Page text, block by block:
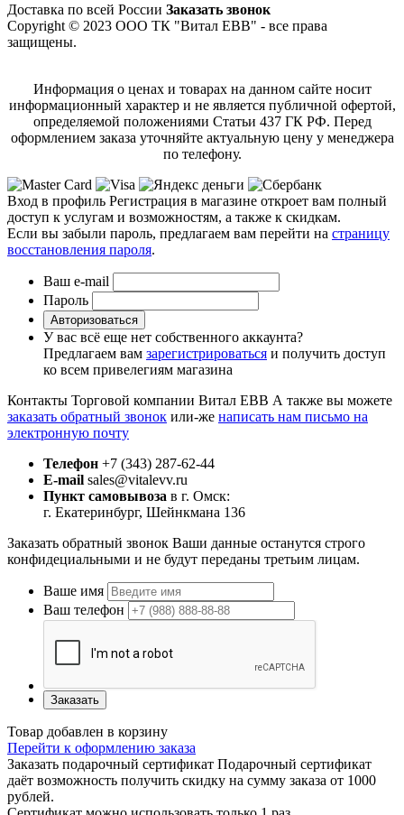
Доставка по всей России Заказать звонок
Copyright © 2023 ООО ТК "Витал ЕВВ" - все права
защищены.
Информация о ценах и товарах на данном сайте носит
информационный характер и не является публичной офертой,
определяемой положениями Статьи 437 ГК РФ. Перед
оформлением заказа уточняйте актуальную цену у менеджера
по телефону.
Вход в профиль Регистрация в магазине откроет вам полный
доступ к услугам и возможностям, а также к скидкам.
Если вы забыли пароль, предлагаем вам перейти на страницу
восстановления пароля.
Ваш e-mail
Пароль
Авторизоваться
У вас всё еще нет собственного аккаунта?
Предлагаем вам зарегистрироваться и получить доступ
ко всем привелегиям магазина
Контакты Торговой компании Витал ЕВВ А также вы можете
заказать обратный звонок или-же написать нам письмо на
электронную почту
Телефон +7 (343) 287-62-44
E-mail sales@vitalevv.ru
Пункт самовывоза в г. Омск:
г. Екатеринбург, Шейнкмана 136
Заказать обратный звонок Ваши данные останутся строго
конфидециальными и не будут переданы третьим лицам.
Ваше имя
Ваш телефон
Заказать
Товар добавлен в корзину
Перейти к оформлению заказа
Заказать подарочный сертификат Подарочный сертификат
даёт возможность получить скидку на сумму заказа от 1000
рублей.